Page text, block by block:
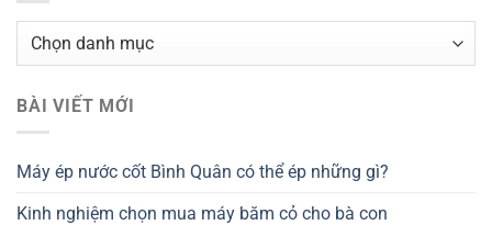
Danh
BÀI VIẾT MỚI
Máy ép nước cốt Bình Quân có thể ép những gì?
Kinh nghiệm chọn mua máy băm cỏ cho bà con